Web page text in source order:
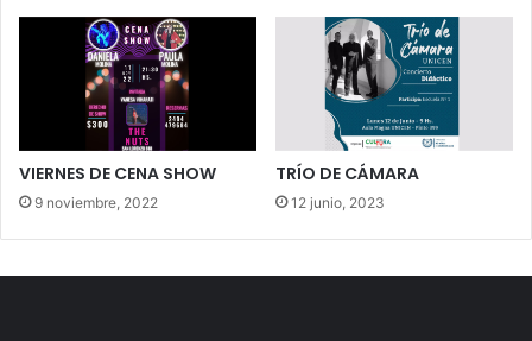
VIERNES DE CENA SHOW
9 noviembre, 2022
TRÍO DE CÁMARA
12 junio, 2023